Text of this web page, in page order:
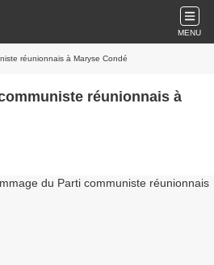
MENU
réunionnais à Maryse Condé
réunionnais à